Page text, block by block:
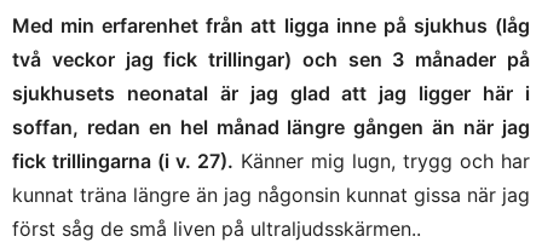
Med min erfarenhet från att ligga inne på sjukhus (låg
två veckor jag fick trillingar) och sen 3 månader på
sjukhusets neonatal är jag glad att jag ligger här i
soffan, redan en hel månad längre gången än när jag
fick trillingarna (i v. 27). Känner mig lugn, trygg och har
kunnat träna längre än jag någonsin kunnat gissa när jag
först såg de små liven på ultraljudsskärmen..